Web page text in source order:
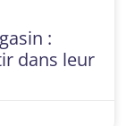
:
dans leur